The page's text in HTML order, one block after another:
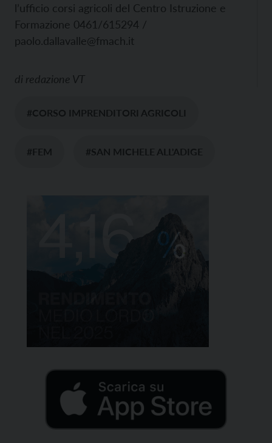
l’ufficio corsi agricoli del Centro Istruzione e
Formazione 0461/615294 /
paolo.dallavalle@fmach.it
di redazione VT
#CORSO IMPRENDITORI AGRICOLI
#FEM #SAN MICHELE ALL'ADIGE